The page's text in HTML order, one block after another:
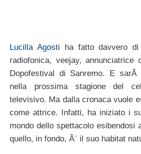
Lucilla Agosti ha fatto davvero
radiofonica, veejay,
Dopofestival di Sanremo. E sarÃ
nella prossima stagione del
televisivo. Ma dalla cronaca vuole
come attrice. Infatti, ha iniziato i
mondo dello spettacolo esibendosi
quello, in fondo, Ã¨ il suo habitat